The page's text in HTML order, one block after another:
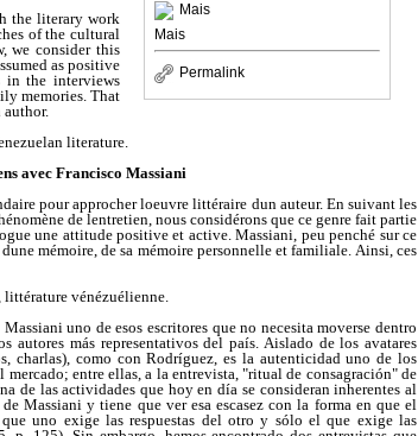
Mais
Mais
Permalink
the literary work
of the cultural
we consider this
as positive
in the interviews
memories. That
literature.
avec Francisco Massiani
pour approcher loeuvre littéraire dun auteur. En suivant les
de lentretien, nous considérons que ce genre fait partie
une attitude positive et active. Massiani, peu penché sur ce
mémoire, de sa mémoire personnelle et familiale. Ainsi, ces
vénézuélienne.
uno de esos escritores que no necesita moverse dentro
más representativos del país. Aislado de los avatares
charlas), como con Rodríguez, es la autenticidad uno de los
mercado; entre ellas, a la entrevista, "ritual de consagración" de
de las actividades que hoy en día se consideran inherentes al
Massiani y tiene que ver esa escasez con la forma en que el
uno exige las respuestas del otro y sólo el que exige las